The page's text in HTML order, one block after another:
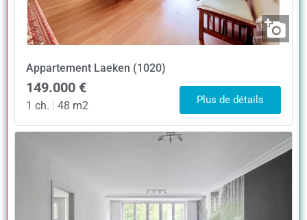
Appartement Laeken (1020)
149.000 €
1 ch. 48 m2 Plus de détails